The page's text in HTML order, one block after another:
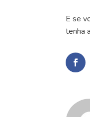
E se
tenha